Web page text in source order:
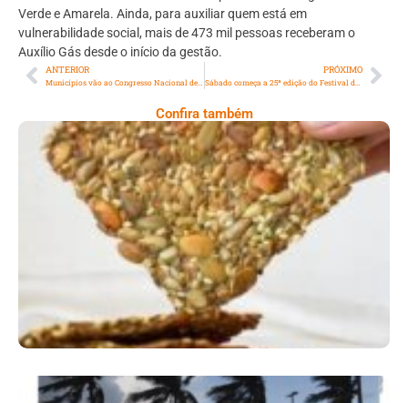
Verde e Amarela. Ainda, para auxiliar quem está em
vulnerabilidade social, mais de 473 mil pessoas receberam o
Auxílio Gás desde o início da gestão.
ANTERIOR PRÓXIMO
Confira também
Comer Bem: Cracker De Sementes